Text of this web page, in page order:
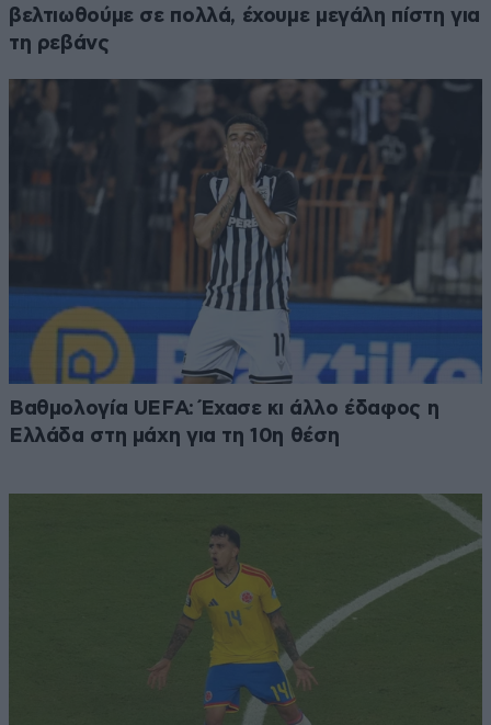
βελτιωθούμε σε πολλά, έχουμε μεγάλη πίστη για
τη ρεβάνς
Βαθμολογία UEFA: Έχασε κι άλλο έδαφος η
Ελλάδα στη μάχη για τη 10η θέση